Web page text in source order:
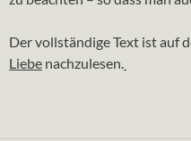
Der vollständige Text ist auf
Liebe nachzulesen.